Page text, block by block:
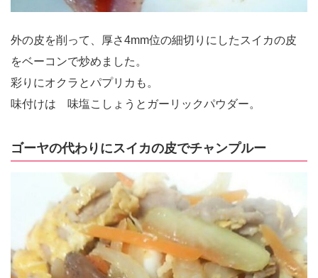
外の皮を削って、厚さ4mm位の細切りにしたスイカの皮
をベーコンで炒めました。
彩りにオクラとパプリカも。
味付けは 味塩こしょうとガーリックパウダー。
ゴーヤの代わりにスイカの皮でチャンプルー